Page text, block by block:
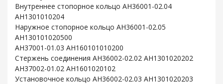
Внутреннее стопорное кольцо AH36001-02.04
AH1301010204
Наружное стопорное кольцо AH36001-02.05
AH130101020500
AH37001-01.03 AH160101010200
Стержень соединения AH36002-02.02 AH1301020202
AH37002-01.02 AH1601020102
Установочное кольцо AH36002-02.03 AH1301020203